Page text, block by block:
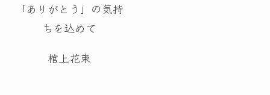
「ありがとう」の気持
ちを込めて
棺上花束